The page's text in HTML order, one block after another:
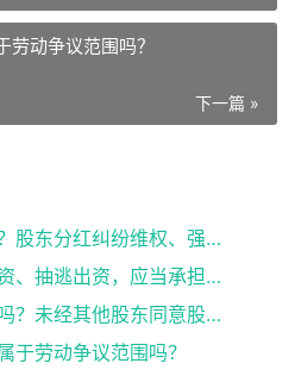
劳动争议范围吗？
下一篇 »
公司盈利却长期不分红？股东分红纠纷维权、强制分红诉讼实务指南
股东出资不实、虚假出资、抽逃出资，应当承担哪些法律责任
股东私下转让股权有效吗？未经其他股东同意股权转让效力纠纷解析
于劳动争议范围吗？